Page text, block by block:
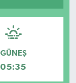
GÜNEŞ
05:35